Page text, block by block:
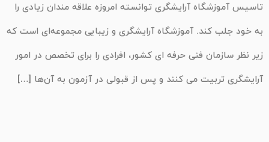
تاسیس آموزشگاه آرایشگری توانسته امروزه علاقه مندان زیادی را
به خود جلب کند. آموزشگاه آرایشگری و زیبایی مجموعه‌ای است که
زیر نظر سازمان فنی حرفه ای کشور، افرادی را برای تخصص در امور
آرایشگری تربیت می کنند و پس از قبولی در آزمون به آن‌ها […]